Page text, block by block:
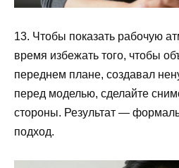
13. Чтобы показать рабочую
время избежать того, чтобы
переднем плане, создавал
перед моделью, сделайте
стороны. Результат —
подход.